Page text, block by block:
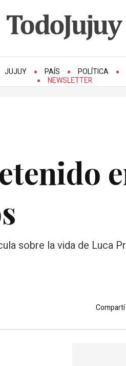
JUJUY PAÍS POLÍTICA
NEWSLETTER
sobre la vida de Luca